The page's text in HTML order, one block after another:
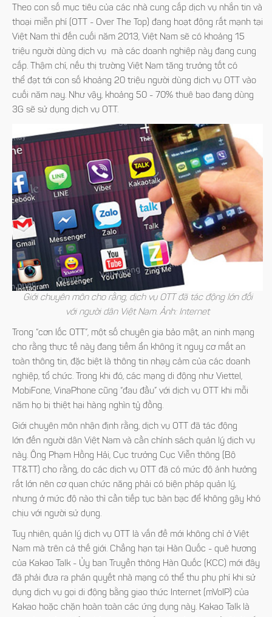
Theo con số mục tiêu của các nhà cung cấp dịch vụ nhắn tin và
thoại miễn phí (OTT - Over The Top) đang hoạt động rất mạnh tại
Việt Nam thì đến cuối năm 2013, Việt Nam sẽ có khoảng 15
triệu người dùng dịch vụ mà các doanh nghiệp này đang cung
cấp. Thậm chí, nếu thị trường Việt Nam tăng trưởng tốt có
thể đạt tới con số khoảng 20 triệu người dùng dịch vụ OTT vào
cuối năm nay. Như vậy, khoảng 50 - 70% thuê bao đang dùng
3G sẽ sử dụng dịch vụ OTT.
Giới chuyên môn cho rằng, dịch vụ OTT đã tác động lớn đối
với người dân Việt Nam. Ảnh: Internet
Trong “cơn lốc OTT”, một số chuyên gia bảo mật, an ninh mạng
cho rằng thực tế này đang tiềm ẩn không ít nguy cơ mất an
toàn thông tin, đặc biệt là thông tin nhạy cảm của các doanh
nghiệp, tổ chức. Trong khi đó, các mạng di động như Viettel,
MobiFone, VinaPhone cũng “đau đầu” với dịch vụ OTT khi mỗi
năm họ bị thiệt hại hàng nghìn tỷ đồng.
Giới chuyên môn nhận định rằng, dịch vụ OTT đã tác động
lớn đến người dân Việt Nam và cần chính sách quản lý dịch vụ
này. Ông Phạm Hồng Hải, Cục trưởng Cục Viễn thông (Bộ
TT&TT) cho rằng, do các dịch vụ OTT đã có mức độ ảnh hưởng
rất lớn nên cơ quan chức năng phải có biện pháp quản lý,
nhưng ở mức độ nào thì cần tiếp tục bàn bạc để không gây khó
chịu với người sử dụng.
Tuy nhiên, quản lý dịch vụ OTT là vấn đề mới không chỉ ở Việt
Nam mà trên cả thế giới. Chẳng hạn tại Hàn Quốc - quê hương
của Kakao Talk - Ủy ban Truyền thông Hàn Quốc (KCC) mới đây
đã phải đưa ra phán quyết nhà mạng có thể thu phụ phí khi sử
dụng dịch vụ gọi di động bằng giao thức Internet (mVoIP) của
Kakao hoặc chặn hoàn toàn các ứng dụng này. Kakao Talk là